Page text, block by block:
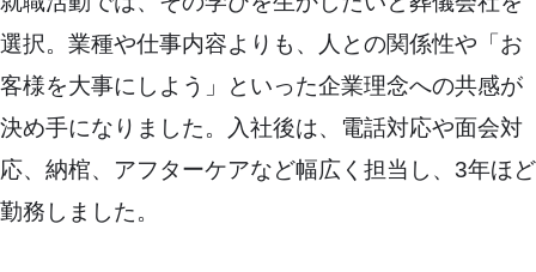
選択。業種や仕事内容よりも、人との関係性や「お
客様を大事にしよう」といった企業理念への共感が
決め手になりました。入社後は、電話対応や面会対
応、納棺、アフターケアなど幅広く担当し、3年ほど
勤務しました。